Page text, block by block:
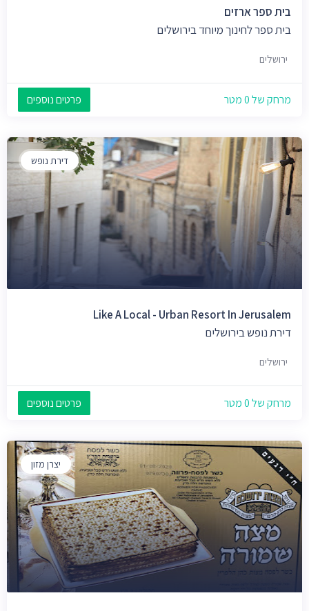
בית ספר ארזים
בית ספר לחינוך מיוחד בירושלים
ירושלים
מרחק של 0 מטר פרטים נוספים
דירת נופש
Like A Local - Urban Resort In Jerusalem
דירת נופש בירושלים
ירושלים
מרחק של 0 מטר פרטים נוספים
יצרן מזון